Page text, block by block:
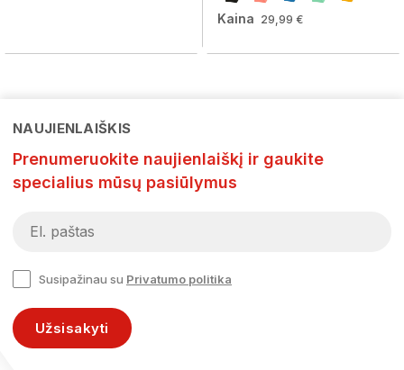
Kaina 29,99 €
NAUJIENLAIŠKIS
Prenumeruokite naujienlaiškį ir gaukite
specialius mūsų pasiūlymus
Susipažinau su Privatumo politika
Užsisakyti